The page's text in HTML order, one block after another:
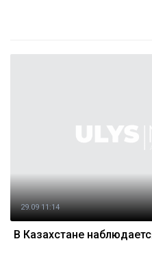
29.09 11:14
В Казахстане